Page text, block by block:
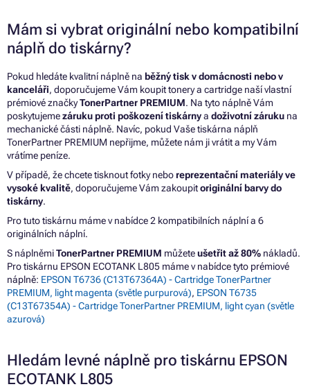
Mám si vybrat originální nebo kompatibilní
náplň do tiskárny?
Pokud hledáte kvalitní náplně na běžný tisk v domácnosti nebo v
kanceláři, doporučujeme Vám koupit tonery a cartridge naší vlastní
prémiové značkyTonerPartner PREMIUM. Na tyto náplně Vám
poskytujemezáruku proti poškození tiskárnya doživotní záruku na
mechanické části náplně. Navíc, pokud Vaše tiskárna náplň
TonerPartner PREMIUM nepřijme, můžete nám ji vrátit a my Vám
vrátíme peníze.
V případě, že chcete tisknout fotky neboreprezentační materiály ve
vysoké kvalitě, doporučujeme Vám zakoupitoriginální barvy do
tiskárny.
Pro tuto tiskárnu máme v nabídce 2 kompatibilních náplní a 6
originálních náplní.
S náplněmiTonerPartner PREMIUM můžeteušetřit až 80% nákladů.
Pro tiskárnu EPSON ECOTANK L805 máme v nabídce tyto prémiové
náplně: EPSON T6736 (C13T67364A) - Cartridge TonerPartner
PREMIUM, light magenta (světle purpurová), EPSON T6735
(C13T67354A) - Cartridge TonerPartner PREMIUM, light cyan (světle
azurová)
Hledám levné náplně pro tiskárnu EPSON
ECOTANK L805